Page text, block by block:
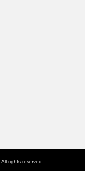
All rights reserved.